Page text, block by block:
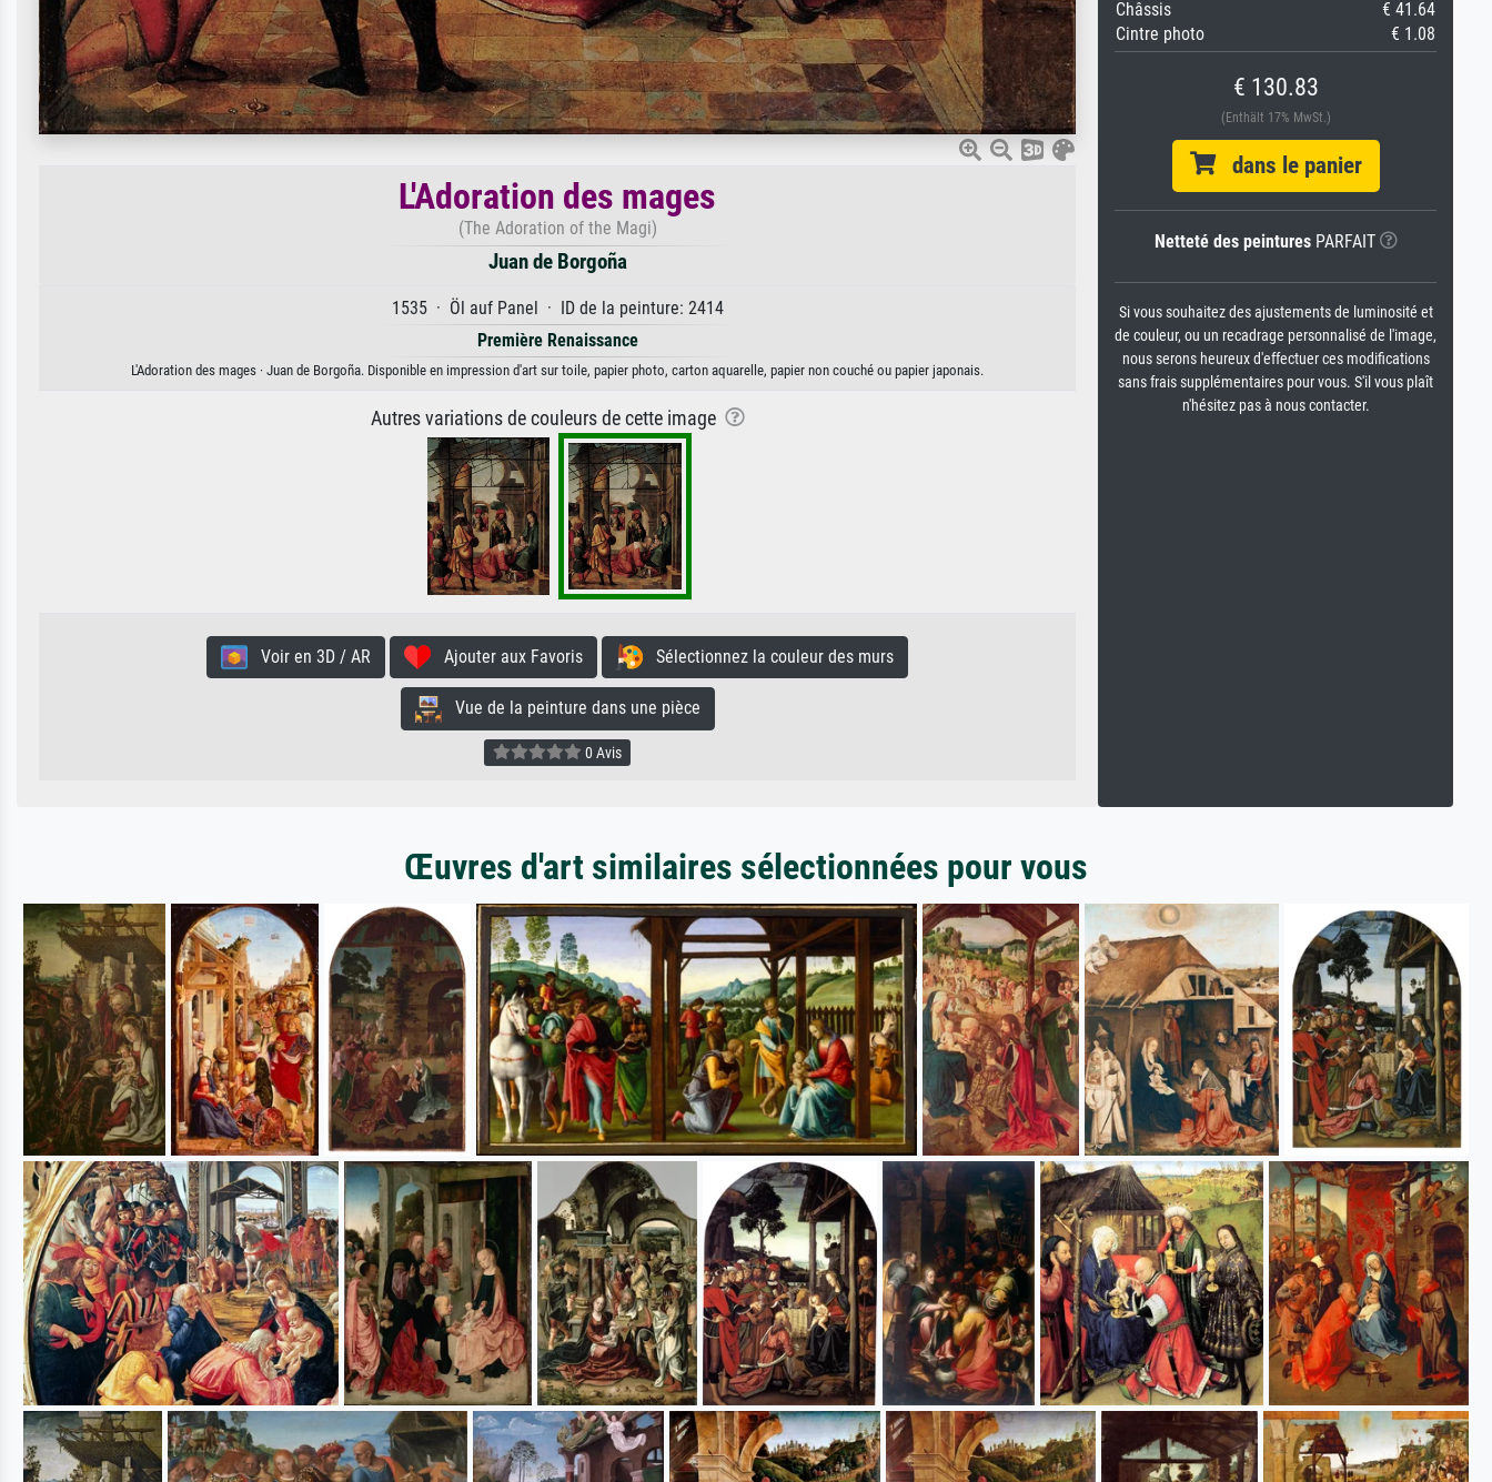
L'Adoration des mages
(The Adoration of the Magi)
Juan de Borgoña
1535 · Öl auf Panel · ID de la peinture: 2414
Première Renaissance
L'Adoration des mages · Juan de Borgoña. Disponible en impression d'art sur toile, papier photo, carton aquarelle, papier non couché ou papier japonais.
Autres variations de couleurs de cette image
Voir en 3D / AR Ajouter aux Favoris Sélectionnez la couleur des murs
Vue de la peinture dans une pièce
0 Avis
Châssis
€ 41.64
Cintre photo
€ 1.08
€ 130.83
(Enthält 17% MwSt.)
dans le panier
Netteté des peinturesPARFAIT
Si vous souhaitez des ajustements de luminosité et
de couleur, ou un recadrage personnalisé de l'image,
nous serons heureux d'effectuer ces modifications
sans frais supplémentaires pour vous. S'il vous plaît
n'hésitez pas à nous contacter.
Œuvres d'art similaires sélectionnées pour vous